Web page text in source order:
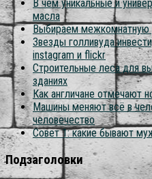
В чём уникальные и
масла
Выбираем межкомнатную
Звезды голливуда
instagram и flickr
Строительные леса для
зданиях
Как англичане отмечают
Машины меняют всё в
человечество
Совет 1: какие бывают
Подзаголовки